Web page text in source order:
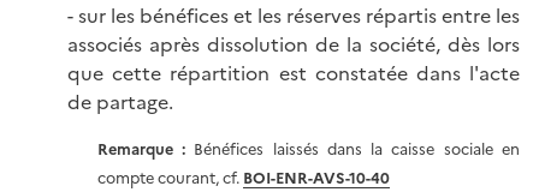
- sur les bénéfices et les réserves répartis entre les
associés après dissolution de la société, dès lors
que cette répartition est constatée dans l'acte
de partage.
Remarque : Bénéfices laissés dans la caisse sociale en
compte courant, cf. BOI-ENR-AVS-10-40